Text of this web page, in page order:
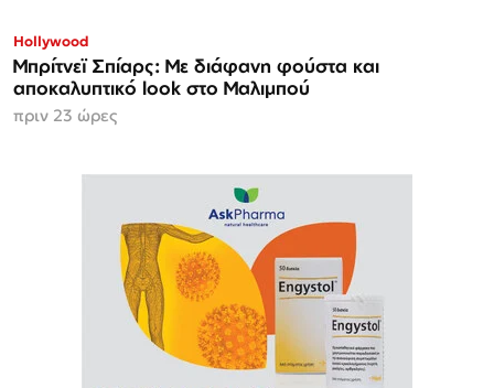
Hollywood
Μπρίτνεϊ Σπίαρς: Με διάφανη φούστα και
αποκαλυπτικό look στο Μαλιμπού
πριν 23 ώρες